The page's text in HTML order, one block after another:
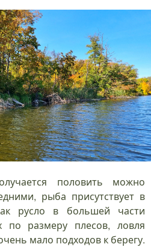
половить можно
рыба присутствует в
русло в большей части
по размеру плесов, ловля
мало подходов к берегу.